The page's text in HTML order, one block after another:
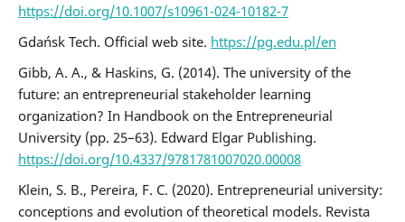
https://doi.org/10.1007/s10961-024-10182-7
Gdańsk Tech. Official web site. https://pg.edu.pl/en
Gibb, A. A., & Haskins, G. (2014). The university of the
future: an entrepreneurial stakeholder learning
organization? In Handbook on the Entrepreneurial
University (рр. 25–63). Edward Elgar Publishing.
https://doi.org/10.4337/9781781007020.00008
Klein, S. B., Pereira, F. C. (2020). Entrepreneurial university:
conceptions and evolution of theoretical models. Revista